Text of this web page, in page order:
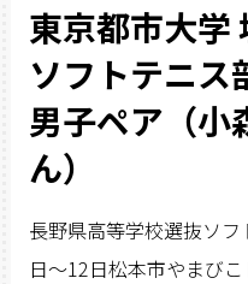
東京都市大学
ソフトテニス
男子ペア（小
ん）
長野県高等学校選抜ソ
日～12日松本市やまび